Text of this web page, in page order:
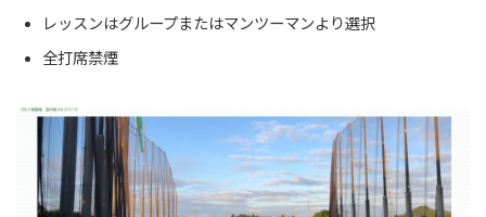
レッスンはグループまたはマンツーマンより選択
全打席禁煙